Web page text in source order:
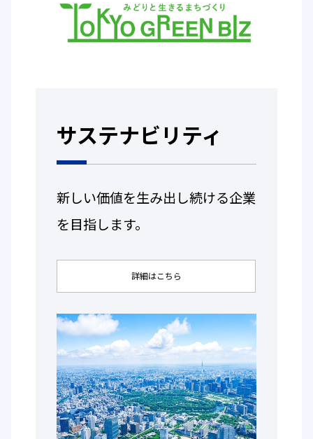
サステナビリティ
新しい価値を生み出し続ける企業
を目指します。
詳細はこちら